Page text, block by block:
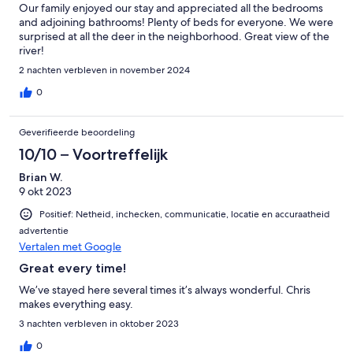
Our family enjoyed our stay and appreciated all the bedrooms
and adjoining bathrooms! Plenty of beds for everyone. We were
surprised at all the deer in the neighborhood. Great view of the
river!
2 nachten verbleven in november 2024
0
Geverifieerde beoordeling
10/10 – Voortreffelijk
Brian W.
9 okt 2023
Positief: Netheid, inchecken, communicatie, locatie en accuraatheid
advertentie
Vertalen met Google
Great every time!
We’ve stayed here several times it’s always wonderful. Chris
makes everything easy.
3 nachten verbleven in oktober 2023
0